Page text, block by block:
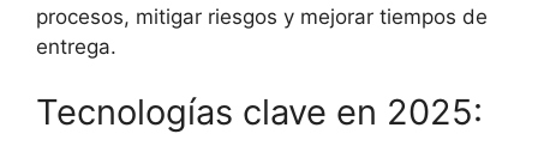
procesos, mitigar riesgos y mejorar tiempos de
entrega.
Tecnologías clave en 2025: